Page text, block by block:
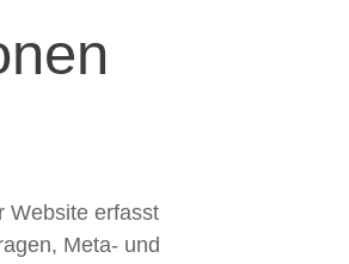
Website erfasst
Meta- und